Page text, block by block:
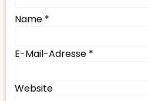
Name *
E-Mail-Adresse *
Website